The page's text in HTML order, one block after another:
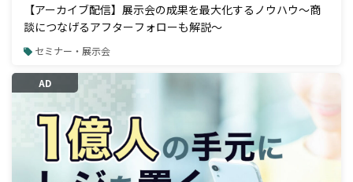
【アーカイブ配信】展示会の成果を最大化するノウハウ～商
談につなげるアフターフォローも解説～
セミナー・展示会
AD